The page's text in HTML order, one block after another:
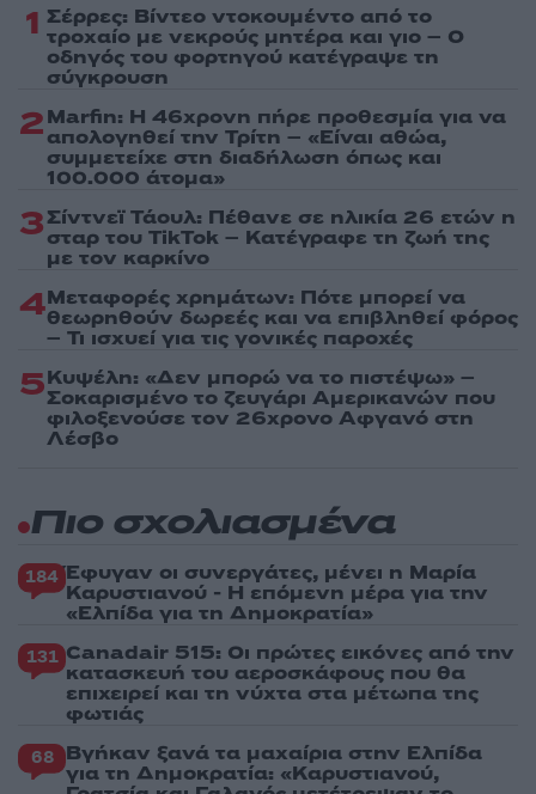
1 Σέρρες: Βίντεο ντοκουμέντο από το
τροχαίο με νεκρούς μητέρα και γιο – Ο
οδηγός του φορτηγού κατέγραψε τη
σύγκρουση
2Marfin: Η 46χρονη πήρε προθεσμία για να
απολογηθεί την Τρίτη – «Είναι αθώα,
συμμετείχε στη διαδήλωση όπως και
100.000 άτομα»
3Σίντνεϊ Τάουλ: Πέθανε σε ηλικία 26 ετών η
σταρ του TikTok – Kατέγραφε τη ζωή της
με τον καρκίνο
4Μεταφορές χρημάτων: Πότε μπορεί να
θεωρηθούν δωρεές και να επιβληθεί φόρος
– Τι ισχυεί για τις γονικές παροχές
5Κυψέλη: «Δεν μπορώ να το πιστέψω» –
Σοκαρισμένο το ζευγάρι Αμερικανών που
φιλοξενούσε τον 26χρονο Αφγανό στη
Λέσβο
Πιο σχολιασμένα
184 Έφυγαν οι συνεργάτες, μένει η Μαρία
Καρυστιανού - Η επόμενη μέρα για την
«Ελπίδα για τη Δημοκρατία»
131 Canadair 515: Οι πρώτες εικόνες από την
κατασκευή του αεροσκάφους που θα
επιχειρεί και τη νύχτα στα μέτωπα της
φωτιάς
68 Βγήκαν ξανά τα μαχαίρια στην Ελπίδα
για τη Δημοκρατία: «Καρυστιανού,